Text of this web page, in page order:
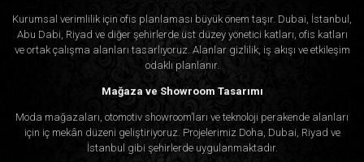
Kurumsal verimlilik için ofis planlaması büyük önem taşır. Dubai, İstanbul,
Abu Dabi, Riyad ve diğer şehirlerde üst düzey yönetici katları, ofis katları
ve ortak çalışma alanları tasarlıyoruz. Alanlar gizlilik, iş akışı ve etkileşim
odaklı planlanır.
Mağaza ve Showroom Tasarımı
Moda mağazaları, otomotiv showroom’ları ve teknoloji perakende alanları
için iç mekân düzeni geliştiriyoruz. Projelerimiz Doha, Dubai, Riyad ve
İstanbul gibi şehirlerde uygulanmaktadır.